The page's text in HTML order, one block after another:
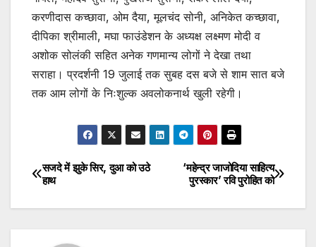
करणीदास कच्छावा, ओम दैया, मूलचंद सोनी, अनिकेत कच्छावा,
दीपिका श्रीमाली, मघा फाउंडेशन के अध्यक्ष लक्ष्मण मोदी व
अशोक सोलंकी सहित अनेक गणमान्य लोगों ने देखा तथा
सराहा। प्रदर्शनी 19 जुलाई तक सुबह दस बजे से शाम सात बजे
तक आम लोगों के निःशुल्क अवलोकनार्थ खुली रहेगी।
Post
navigation
‘महेन्द्र जाजोदिया साहित्य
पुरस्कार’ रवि पुरोहित को
सजदे में झुके सिर, दुआ को उठे
हाथ